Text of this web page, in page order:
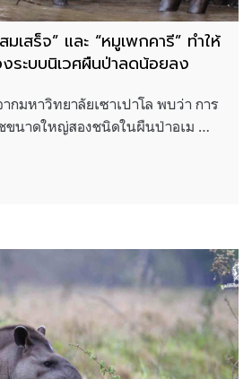
สร็จ” และ “หมูเพกคารี” ทำให้
ระบบนิเวศผืนป่าลดน้อยลง
กมหาวิทยาลัยเซาเปาโล พบว่า การ
นาดใหญ่สองชนิดในผืนป่าอเม …
ของ “สมเสร็จ” และ “หมูเพกคารี” ทำให้